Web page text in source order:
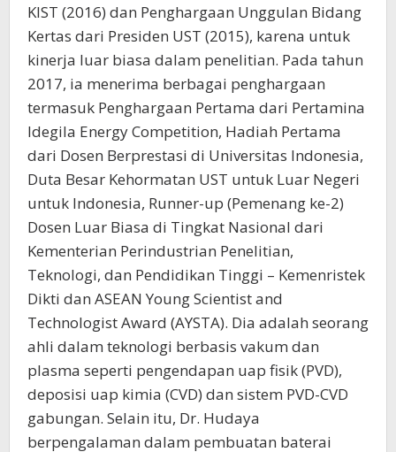
KIST (2016) dan Penghargaan Unggulan Bidang
Kertas dari Presiden UST (2015), karena untuk
kinerja luar biasa dalam penelitian. Pada tahun
2017, ia menerima berbagai penghargaan
termasuk Penghargaan Pertama dari Pertamina
Idegila Energy Competition, Hadiah Pertama
dari Dosen Berprestasi di Universitas Indonesia,
Duta Besar Kehormatan UST untuk Luar Negeri
untuk Indonesia, Runner-up (Pemenang ke-2)
Dosen Luar Biasa di Tingkat Nasional dari
Kementerian Perindustrian Penelitian,
Teknologi, dan Pendidikan Tinggi – Kemenristek
Dikti dan ASEAN Young Scientist and
Technologist Award (AYSTA). Dia adalah seorang
ahli dalam teknologi berbasis vakum dan
plasma seperti pengendapan uap fisik (PVD),
deposisi uap kimia (CVD) dan sistem PVD-CVD
gabungan. Selain itu, Dr. Hudaya
berpengalaman dalam pembuatan baterai